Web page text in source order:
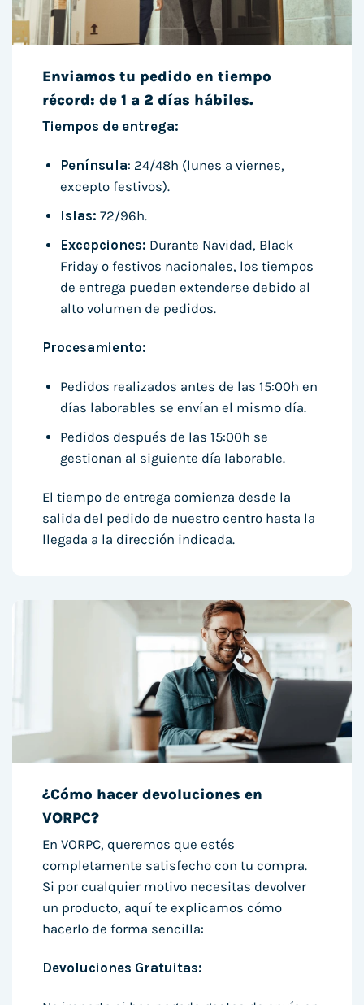
Enviamos tu pedido en tiempo
récord: de 1 a 2 días hábiles.
Tiempos de entrega:
Península: 24/48h (lunes a viernes,
excepto festivos).
Islas: 72/96h.
Excepciones: Durante Navidad, Black
Friday o festivos nacionales, los tiempos
de entrega pueden extenderse debido al
alto volumen de pedidos.
Procesamiento:
Pedidos realizados antes de las 15:00h en
días laborables se envían el mismo día.
Pedidos después de las 15:00h se
gestionan al siguiente día laborable.
El tiempo de entrega comienza desde la
salida del pedido de nuestro centro hasta la
llegada a la dirección indicada.
¿Cómo hacer devoluciones en
VORPC?
En VORPC, queremos que estés
completamente satisfecho con tu compra.
Si por cualquier motivo necesitas devolver
un producto, aquí te explicamos cómo
hacerlo de forma sencilla:
Devoluciones Gratuitas: